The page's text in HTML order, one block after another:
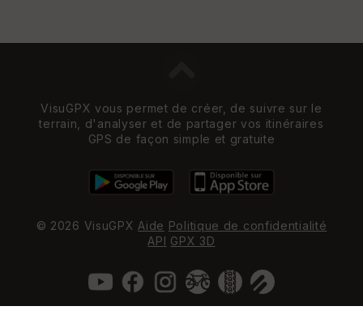
VisuGPX vous permet de créer, de suivre sur le
terrain, d'analyser et de partager vos itinéraires
GPS de façon simple et gratuite
© 2026 VisuGPX Aide Politique de confidentialité
API GPX 3D